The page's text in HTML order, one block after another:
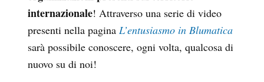
internazionale! Attraverso una serie di video
presenti nella pagina L’entusiasmo in Blumatica
sarà possibile conoscere, ogni volta, qualcosa di
nuovo su di noi!